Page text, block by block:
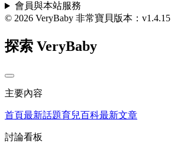
會員與本站服務
© 2026 VeryBaby 非常寶貝版本：v1.4.15
探索 VeryBaby
主要內容
首頁最新話題育兒百科最新文章
討論看板